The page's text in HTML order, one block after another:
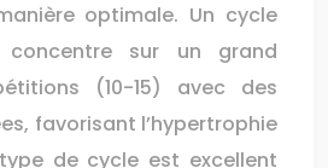
optimale. Un cycle
sur un grand
(10-15) avec des
favorisant l’hypertrophie
de cycle est excellent